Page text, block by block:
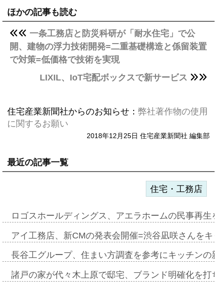
ほかの記事も読む
一条工務店と防災科研が「耐水住宅」で公
開、建物の浮力技術開発=二重基礎構造と係留装置
で対策=低価格で技術を実現
LIXIL、IoT宅配ボックスで新サービス
住宅産業新聞社からのお知らせ： 弊社著作物の使用
に関するお願い
2018年12月25日 住宅産業新聞社 編集部
最近の記事一覧
住宅・工務店
ロゴスホールディングス、アエラホームの民事再
アイ工務店、新CMの発表会開催=渋谷凪咲さんを
長谷工グループ、住まい方調査を参考にキッチン
諸戸の家が代々木上原で邸宅、ブランド明確化を